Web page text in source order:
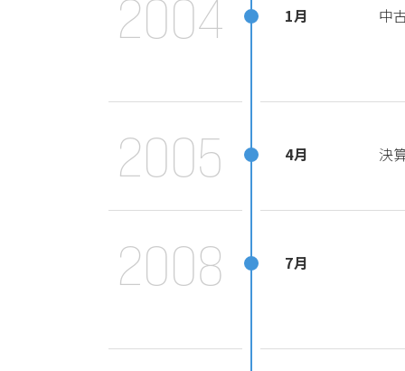
2004 1月 中
2005 4月 決
2008 7月